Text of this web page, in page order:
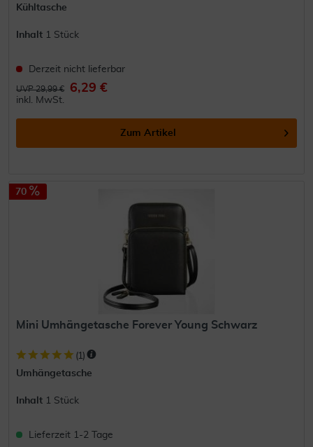
Kühltasche
Inhalt 1 Stück
Derzeit nicht lieferbar
UVP 29,99 € 6,29 €
inkl. MwSt.
Zum Artikel
70
Mini Umhängetasche Forever Young Schwarz
(1)
Umhängetasche
Inhalt 1 Stück
Lieferzeit 1-2 Tage